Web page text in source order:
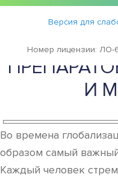
Версия для
Номер лицензии: ЛО-
Статьи ›
ВРЕД
И
Во времена
образом самый
Каждый человек